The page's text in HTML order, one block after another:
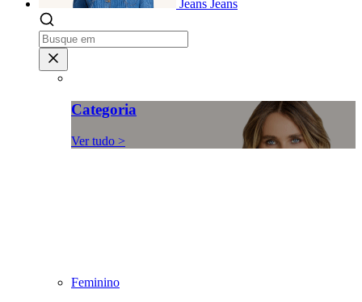
Jeans Jeans
Categoria
Ver tudo >
Feminino